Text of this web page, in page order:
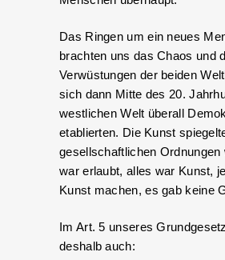
Das Ringen um ein neues
brachten uns das Chaos und
Verwüstungen der beiden
sich dann Mitte des 20.
westlichen Welt überall
etablierten. Die Kunst
gesellschaftlichen Ordnungen
war erlaubt, alles war Kunst,
Kunst machen, es gab keine
Im Art. 5 unseres
deshalb auch: